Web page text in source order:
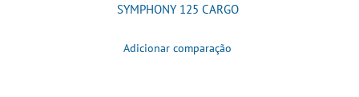
SYMPHONY 125 CARGO
Adicionar comparação